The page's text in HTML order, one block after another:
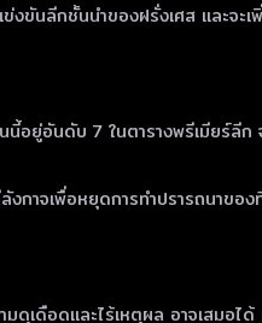
ขันลีกชั้นนำของฝรั่งเศส และจะ
ยู่อันดับ 7 ในตารางพรีเมียร์ลีก
กาจเพื่อหยุดการทำปรารถนาของ
ดุเดือดและไร้เหตุผล อาจเสมอ